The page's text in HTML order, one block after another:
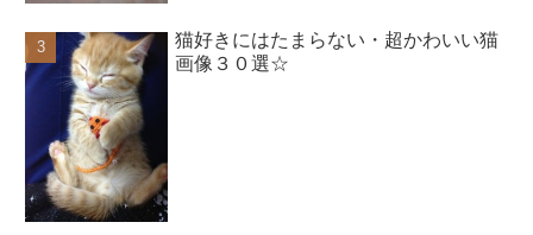
猫好きにはたまらない・超かわいい猫
画像３０選☆